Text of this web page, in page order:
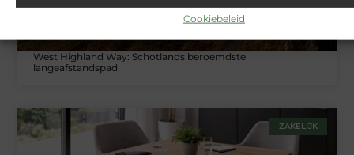
Cookiebeleid
West Highland Way: Schotlands beroemdste
langeafstandspad
ZAKELIJK